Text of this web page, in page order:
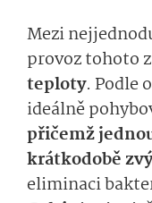
Mezi
provoz tohoto
teploty. Podle
ideálně
přičemž
krátkodobě
eliminaci